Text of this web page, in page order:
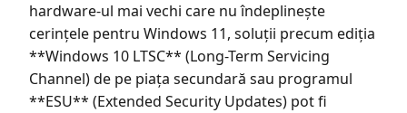
hardware-ul mai vechi care nu îndeplinește
cerințele pentru Windows 11, soluții precum ediția
**Windows 10 LTSC** (Long-Term Servicing
Channel) de pe piața secundară sau programul
**ESU** (Extended Security Updates) pot fi